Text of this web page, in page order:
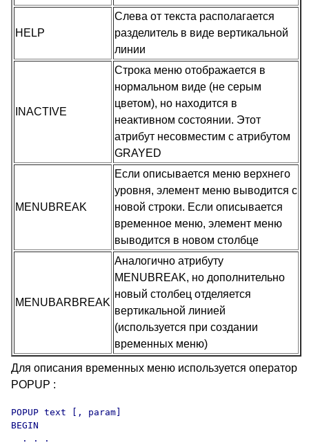
HELP
Слева от текста располагается
разделитель в виде вертикальной
линии
INACTIVE
Строка меню отображается в
нормальном виде (не серым
цветом), но находится в
неактивном состоянии. Этот
атрибут несовместим с атрибутом
GRAYED
MENUBREAK
Если описывается меню верхнего
уровня, элемент меню выводится с
новой строки. Если описывается
временное меню, элемент меню
выводится в новом столбце
MENUBARBREAK
Аналогично атрибуту
MENUBREAK, но дополнительно
новый столбец отделяется
вертикальной линией
(используется при создании
временных меню)
Для описания временных меню используется оператор
POPUP :
POPUP text [, param]
BEGIN
  . . .